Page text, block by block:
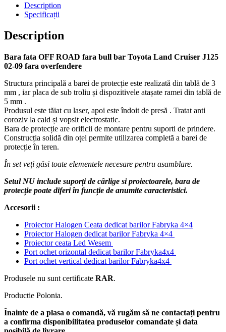
Description
Specificații
Description
Bara fata OFF ROAD fara bull bar Toyota Land Cruiser J125
02-09 fara overfendere
Structura principală a barei de protecție este realizată din tablă de 3
mm , iar placa de sub troliu și dispozitivele atașate ramei din tablă de
5 mm .
Produsul este tăiat cu laser, apoi este îndoit de presă . Tratat anti
coroziv la cald și vopsit electrostatic.
Bara de protecție are orificii de montare pentru suporti de prindere.
Construcția solidă din oțel permite utilizarea completă a barei de
protecție în teren.
În set veți găsi toate elementele necesare pentru asamblare.
Setul NU include suporți de cârlige si proiectoarele, bara de
protecție poate diferi în funcție de anumite caracteristici.
Accesorii :
Proiector Halogen Ceata dedicat barilor Fabryka 4×4
Proiector Halogen dedicat barilor Fabryka 4×4
Proiector ceata Led Wesem
Port ochet orizontal dedicat barilor Fabryka4x4
Port ochet vertical dedicat barilor Fabryka4x4
Produsele nu sunt certificate RAR.
Productie Polonia.
Înainte de a plasa o comandă, vă rugăm să ne contactați pentru
a confirma disponibilitatea produselor comandate și data